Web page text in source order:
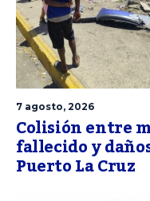
7 agosto, 2026
Colisión entre
fallecido y
Puerto La Cruz